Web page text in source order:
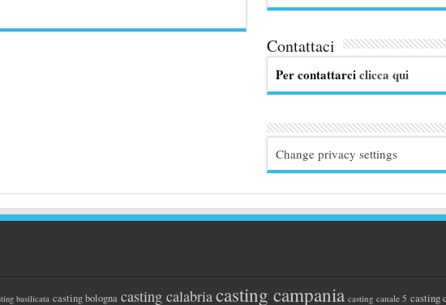
Contattaci
Per contattarciclicca qui
Change privacy settings
basilicata casting bologna casting calabriacasting campania casting canale 5 casting